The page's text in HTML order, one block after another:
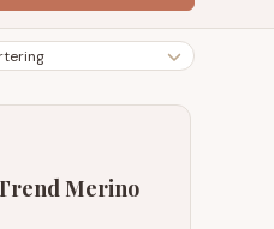
Merino